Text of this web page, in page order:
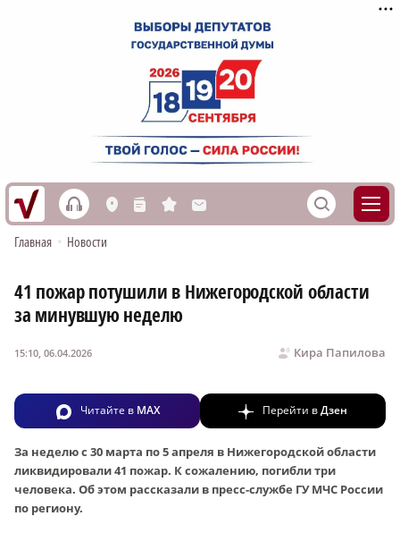
h L n s M S
Главная • Новости
41 пожар потушили в Нижегородской области
за минувшую неделю
Кира Папилова
15:10, 06.04.2026
Читайте в MAX Перейти вДзен
За неделю с 30 марта по 5 апреля в Нижегородской области
ликвидировали 41 пожар. К сожалению, погибли три
человека. Об этом рассказали в пресс-службе ГУ МЧС России
по региону.